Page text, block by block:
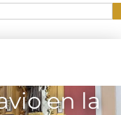
en la